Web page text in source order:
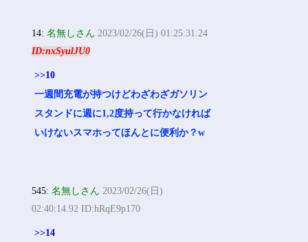
14:名無しさん 2023/02/26(日) 01:25:31.24
ID:nxSyulJU0
>>10
一週間充電が持つけどわざわざガソリン
スタンドに週に1,2度持って行かなければ
いけないスマホってほんとに便利か？w
545:名無しさん 2023/02/26(日)
02:40:14.92 ID:hRqE9p170
>>14